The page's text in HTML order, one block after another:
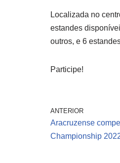
Localizada no
estandes
outros, e 6
Participe!
ANTERIOR
Aracruzense
Championship